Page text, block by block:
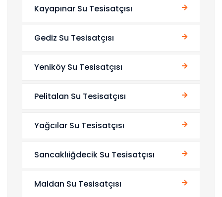
Kayapınar Su Tesisatçısı
Gediz Su Tesisatçısı
Yeniköy Su Tesisatçısı
Pelitalan Su Tesisatçısı
Yağcılar Su Tesisatçısı
Sancaklıiğdecik Su Tesisatçısı
Maldan Su Tesisatçısı